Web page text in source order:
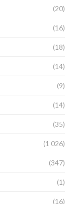
(20)
(16)
(18)
(14)
(9)
(14)
(35)
(1 026)
(347)
(1)
(16)